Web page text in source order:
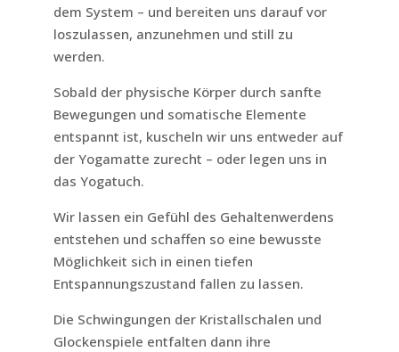
dem System – und bereiten uns darauf vor
loszulassen, anzunehmen und still zu
werden.
Sobald der physische Körper durch sanfte
Bewegungen und somatische Elemente
entspannt ist, kuscheln wir uns entweder auf
der Yogamatte zurecht – oder legen uns in
das Yogatuch.
Wir lassen ein Gefühl des Gehaltenwerdens
entstehen und schaffen so eine bewusste
Möglichkeit sich in einen tiefen
Entspannungszustand fallen zu lassen.
Die Schwingungen der Kristallschalen und
Glockenspiele entfalten dann ihre